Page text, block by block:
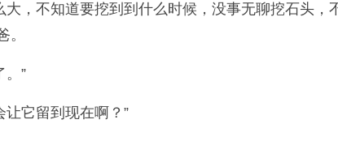
，不知道要挖到到什么时候，没事无聊挖石头，
。”
它留到现在啊？”